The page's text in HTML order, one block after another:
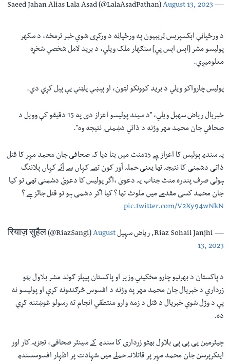
— Saeed Jahan Alias Lala Asad (@LalaAsadPathan)
August 13, 2023
د ورځپاڼې اېکسپرېس ټريبيون په ورځپاڼه د ورکړی شوي خبر ترمخه، د سکهر
پوليسو مشر [اېس اېس پي] سنګهار ملک ويلي، د برید لامل شخصي شخړه
معلوميږي.
پوليس چارواکو ویلي د بريد کوونکو لټون، او پېښې پلټنې یې پېل کړي دي.
خبريال رياض سهېل ویلي، "د سيند پوليسو اعزاز دی په 15 دقيقو کې وویل د
صحافي جان محمد مهر وژنه د ذاتي دښمنۍ نتيجه وه".
یہ سندھ پولیس کا اعزاز ہے 15منٹ میں بتا دیا کہ صحافی جان محمد مہر کا قتل
ذاتی دشمنی کا نتیجہ تھا یعنی حملہ آور کون تھے کہاں سے آئے کہاں پلاننگ
ہوئی صرف پندرہ منٹ جناب یہ دعویٰ ،اگر پولیس کا دعویٰ دشمنی تھی تو کیا
جان محمد کسی مقدمے میں ملوث تھا ؟ کیا اگر دشمی ہو تو قتل جائز ہے ؟
pic.twitter.com/V2Xy94wNkN
— Riaz Sohail Janjhi, ریاض سہیل रियाज़ सुहैल (@RiazSangi)
August
13, 2023
د پاکستان د بهرنيو چارو مخکيني وزير او پاکستان پيپلز ګوند مشر بلاول بټو
زرداري د خبريال جان محمد مهر په وژنه د افسوس څرګندونه کړې او پوليسو نه
یې د وژل شوي خبريال د قتل د زمه وارو منتطقي انجام ته رسولو غوښتنه کړې
ده.
چیئرمین پی پی پی بلاول بھٹو زرداری کا سندھ کے سینئر صحافی، تجزیہ کار اور
اینکرپرسن جان محمد مہر پر قاتلانہ حملے میں شہادت پر اظہار افسوسسندھ